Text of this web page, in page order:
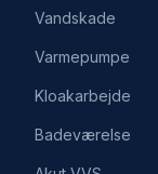
Vandskade
Varmepumpe
Kloakarbejde
Badeværelse